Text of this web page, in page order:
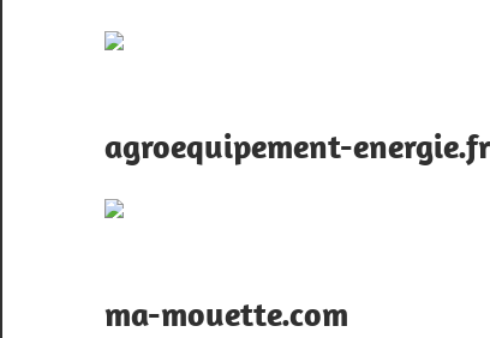
agroequipement-energie.fr
ma-mouette.com